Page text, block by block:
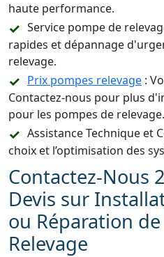
haute performance.
Service pompe de
rapides et dépannage
relevage.
Prix pompes relevage :
Contactez-nous pour plus
pour les pompes de relevage.
Assistance Technique et
choix et l’optimisation des
Contactez-Nous
Devis sur
ou Réparation
Relevage